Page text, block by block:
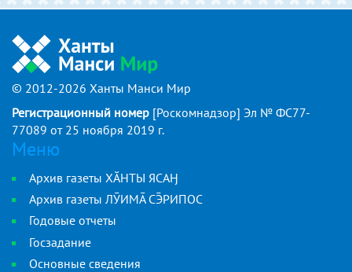
© 2012-2026 Ханты Манси Мир
Регистрационный номер [Роскомнадзор] Эл № ФС77-
77089 от 25 ноября 2019 г.
Меню
Архив газеты ХӐНТЫ ЯСАӇ
Архив газеты ЛӮИМ СРИПОС
Годовые отчеты
Госзадание
Основные сведения